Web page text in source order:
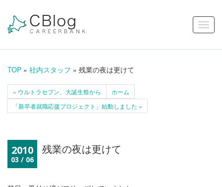
TOP » 社内スタッフ » 残業の夜は更けて
« ウルトラセブン、大誕生祭から
ホーム
「新卒者就職応援プロジェクト」始動しました »
2010
03 / 06
残業の夜は更けて